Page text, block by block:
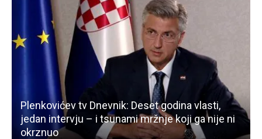
Plenkovićev tv Dnevnik: Deset godina vlasti,
jedan intervju – i tsunami mržnje koji ga nije ni
okrznuo